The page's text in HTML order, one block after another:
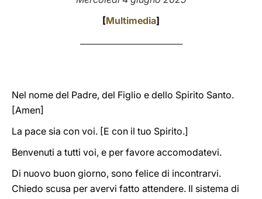
[Multimedia]
Nel nome del Padre, del Figlio e dello Spirito Santo.
[Amen]
La pace sia con voi. [E con il tuo Spirito.]
Benvenuti a tutti voi, e per favore accomodatevi.
Di nuovo buon giorno, sono felice di incontrarvi.
Chiedo scusa per avervi fatto attendere. Il sistema di